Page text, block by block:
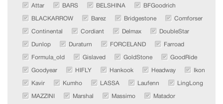
Attar BARS BELSHINA BFGoodrich
BLACKARROW Barez Bridgestone Comforser
Continental Cordiant Delmax DoubleStar
Dunlop Duraturn FORCELAND Farroad
Formula_old Gislaved GoldStone GoodRide
Goodyear HIFLY Hankook Headway Ikon
Kavir Kumho LASSA Laufenn LingLong
MAZZINI Marshal Massimo Matador